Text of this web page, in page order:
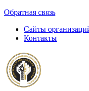
Обратная связь
Сайты
Контакты